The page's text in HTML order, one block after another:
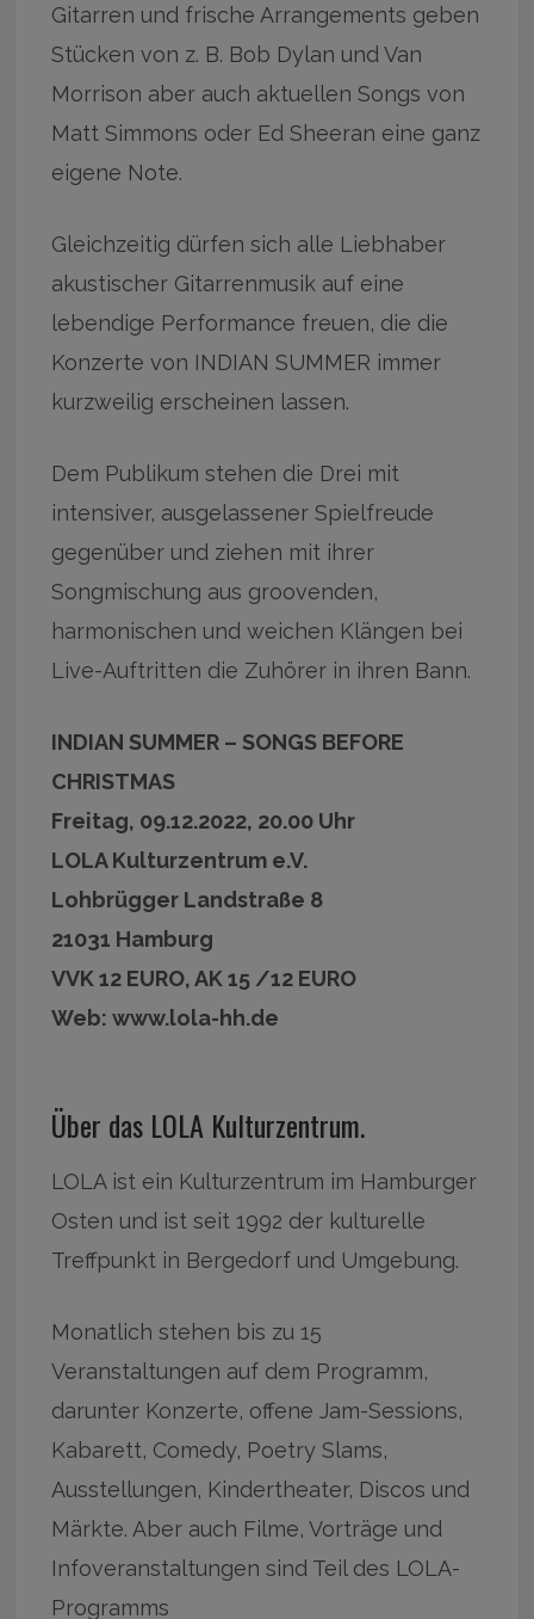
Gitarren und frische Arrangements geben
Stücken von z. B. Bob Dylan und Van
Morrison aber auch aktuellen Songs von
Matt Simmons oder Ed Sheeran eine ganz
eigene Note.
Gleichzeitig dürfen sich alle Liebhaber
akustischer Gitarrenmusik auf eine
lebendige Performance freuen, die die
Konzerte von INDIAN SUMMER immer
kurzweilig erscheinen lassen.
Dem Publikum stehen die Drei mit
intensiver, ausgelassener Spielfreude
gegenüber und ziehen mit ihrer
Songmischung aus groovenden,
harmonischen und weichen Klängen bei
Live-Auftritten die Zuhörer in ihren Bann.
INDIAN SUMMER – SONGS BEFORE
CHRISTMAS
Freitag, 09.12.2022, 20.00 Uhr
LOLA Kulturzentrum e.V.
Lohbrügger Landstraße 8
21031 Hamburg
VVK 12 EURO, AK 15 /12 EURO
Web: www.lola-hh.de
Über das LOLA Kulturzentrum.
LOLA ist ein Kulturzentrum im Hamburger
Osten und ist seit 1992 der kulturelle
Treffpunkt in Bergedorf und Umgebung.
Monatlich stehen bis zu 15
Veranstaltungen auf dem Programm,
darunter Konzerte, offene Jam-Sessions,
Kabarett, Comedy, Poetry Slams,
Ausstellungen, Kindertheater, Discos und
Märkte. Aber auch Filme, Vorträge und
Infoveranstaltungen sind Teil des LOLA-
Programms